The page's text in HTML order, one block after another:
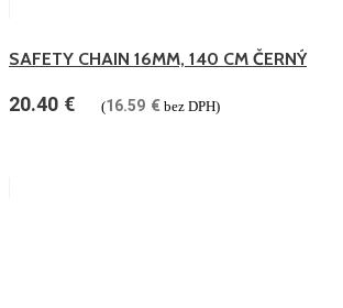
SAFETY CHAIN 16MM, 140 CM ČERNÝ
20.40 € (16.59 € bez DPH)